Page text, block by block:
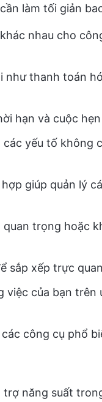
làm tối giản
nhau cho
như thanh toán
hạn và cuộc hẹn
yếu tố không
giúp quản lý
trọng hoặc
sắp xếp trực
việc của bạn trên
công cụ phổ
năng suất